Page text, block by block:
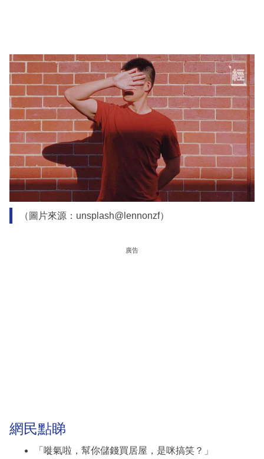
（圖片來源：unsplash@lennonzf）
廣告
網民點睇
「嘥氣啦，幫你儲錢買居屋，是咪搞笑？」